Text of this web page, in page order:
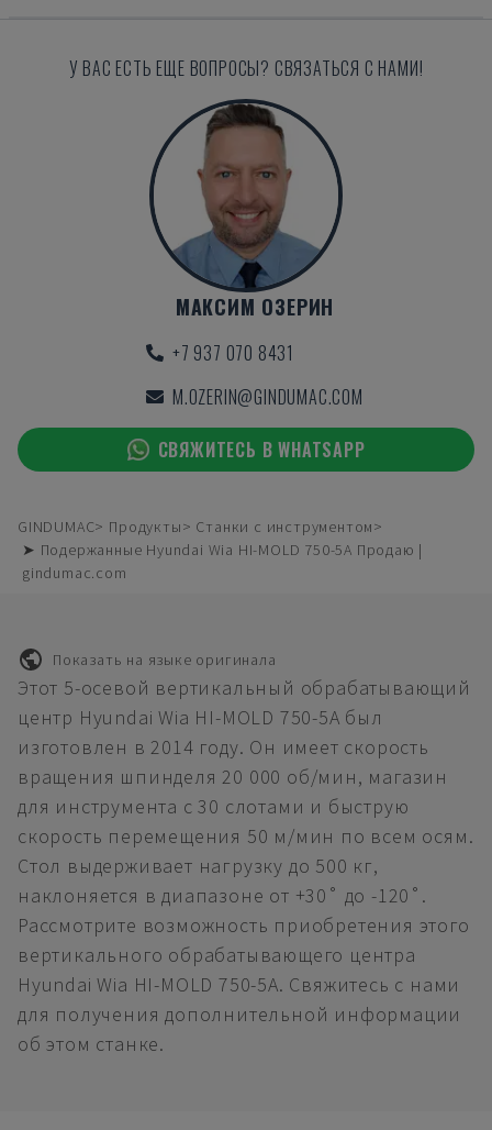
У ВАС ЕСТЬ ЕЩЕ ВОПРОСЫ? СВЯЗАТЬСЯ С НАМИ!
МАКСИМ ОЗЕРИН
+7 937 070 8431
M.OZERIN@GINDUMAC.COM
СВЯЖИТЕСЬ В WHATSAPP
GINDUMAC Продукты
Станки с инструментом
➤ Подержанные Hyundai Wia HI-MOLD 750-5A Продаю |
gindumac.com
Показать на языке оригинала
Этот 5-осевой вертикальный обрабатывающий
центр Hyundai Wia HI-MOLD 750-5A был
изготовлен в 2014 году. Он имеет скорость
вращения шпинделя 20 000 об/мин, магазин
для инструмента с 30 слотами и быструю
скорость перемещения 50 м/мин по всем осям.
Стол выдерживает нагрузку до 500 кг,
наклоняется в диапазоне от +30˚ до -120˚.
Рассмотрите возможность приобретения этого
вертикального обрабатывающего центра
Hyundai Wia HI-MOLD 750-5A. Свяжитесь с нами
для получения дополнительной информации
об этом станке.